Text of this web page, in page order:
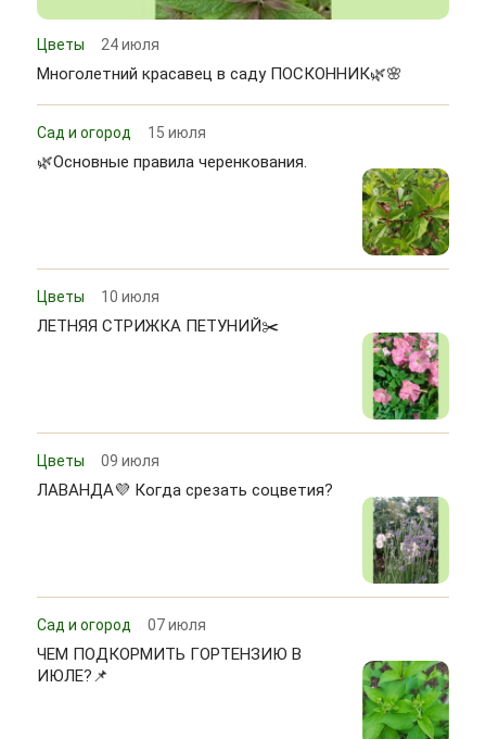
Цветы 24 июля
Многолетний красавец в саду ПОСКОННИК🌿🌸
Сад и огород 15 июля
🌿Основные правила черенкования.
Цветы 10 июля
ЛЕТНЯЯ СТРИЖКА ПЕТУНИЙ✂️
Цветы 09 июля
ЛАВАНДА💜 Когда срезать соцветия?
Сад и огород 07 июля
ЧЕМ ПОДКОРМИТЬ ГОРТЕНЗИЮ В
ИЮЛЕ?📌